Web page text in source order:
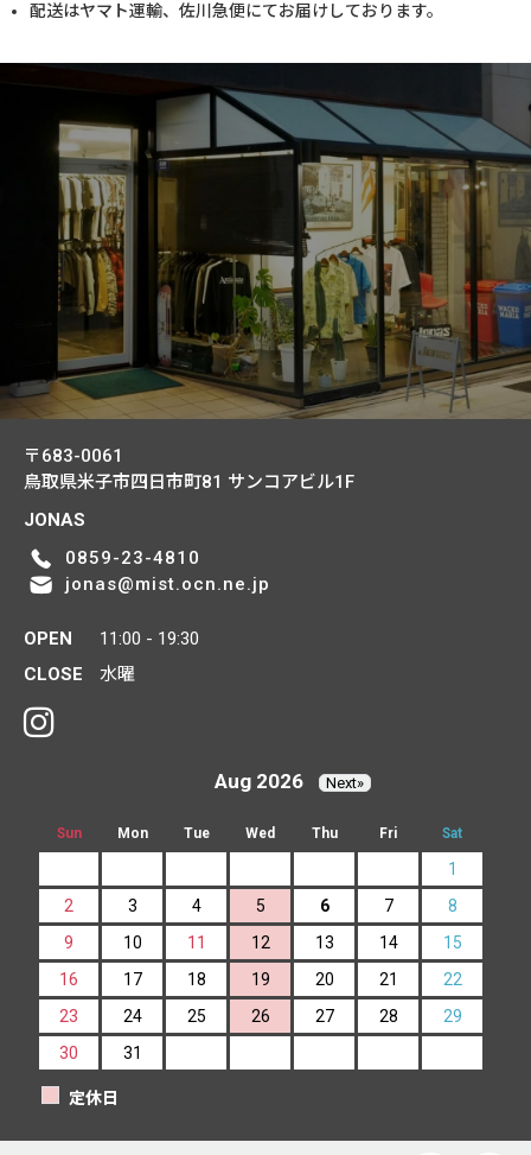
配送はヤマト運輸、佐川急便にてお届けしております。
〒683-0061
鳥取県米子市四日市町81 サンコアビル1F
JONAS
0859-23-4810
jonas@mist.ocn.ne.jp
OPEN
11:00 - 19:30
CLOSE
水曜
Aug 2026 Next»
Sun Mon Tue Wed Thu Fri Sat
1
2
3 4 5 6 7
8
9
10 11 12 13 14
15
16
17 18 19 20 21
22
23
24 25 26 27 28
29
30
31
定休日